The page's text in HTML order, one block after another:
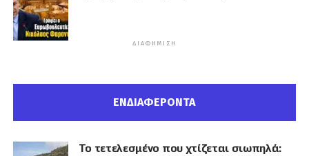
ΔΙΑΦΉΜΙΣΗ
ΕΝΔΙΑΦΕΡΟΝΤΑ
Το τετελεσμένο που χτίζεται σιωπηλά: